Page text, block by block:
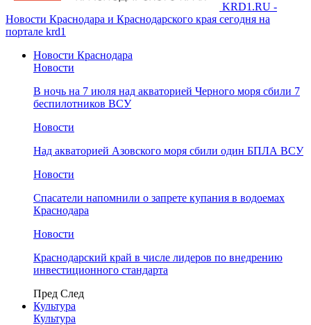
KRD1.RU -
Новости Краснодара и Краснодарского края сегодня на
портале krd1
Новости Краснодара
Новости
В ночь на 7 июля над акваторией Черного моря сбили 7
беспилотников ВСУ
Новости
Над акваторией Азовского моря сбили один БПЛА ВСУ
Новости
Спасатели напомнили о запрете купания в водоемах
Краснодара
Новости
Краснодарский край в числе лидеров по внедрению
инвестиционного стандарта
Пред След
Культура
Культура